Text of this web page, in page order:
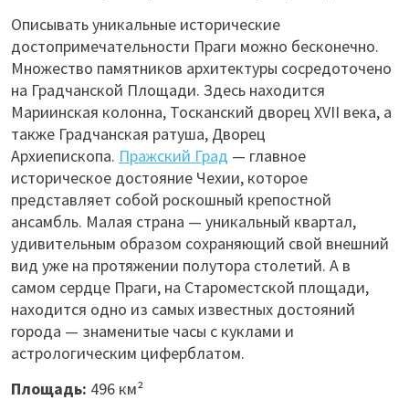
Описывать уникальные исторические
достопримечательности Праги можно бесконечно.
Множество памятников архитектуры сосредоточено
на Градчанской Площади. Здесь находится
Мариинская колонна, Тосканский дворец XVII века, а
также Градчанская ратуша, Дворец
Архиепископа. Пражский Град — главное
историческое достояние Чехии, которое
представляет собой роскошный крепостной
ансамбль. Малая страна — уникальный квартал,
удивительным образом сохраняющий свой внешний
вид уже на протяжении полутора столетий. А в
самом сердце Праги, на Староместской площади,
находится одно из самых известных достояний
города — знаменитые часы с куклами и
астрологическим циферблатом.
Площадь: 496 км²